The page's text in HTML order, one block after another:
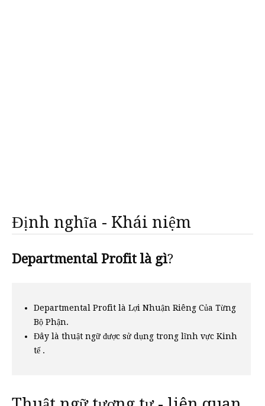
Định nghĩa - Khái niệm
Departmental Profit là gì?
Departmental Profit là Lợi Nhuận Riêng Của Từng
Bộ Phận.
Đây là thuật ngữ được sử dụng trong lĩnh vực Kinh
tế .